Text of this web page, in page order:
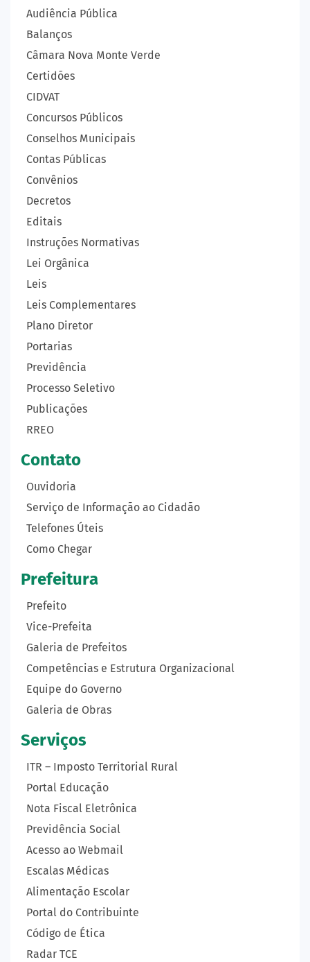
Audiência Pública
Balanços
Câmara Nova Monte Verde
Certidões
CIDVAT
Concursos Públicos
Conselhos Municipais
Contas Públicas
Convênios
Decretos
Editais
Instruções Normativas
Lei Orgânica
Leis
Leis Complementares
Plano Diretor
Portarias
Previdência
Processo Seletivo
Publicações
RREO
Contato
Ouvidoria
Serviço de Informação ao Cidadão
Telefones Úteis
Como Chegar
Prefeitura
Prefeito
Vice-Prefeita
Galeria de Prefeitos
Competências e Estrutura Organizacional
Equipe do Governo
Galeria de Obras
Serviços
ITR – Imposto Territorial Rural
Portal Educação
Nota Fiscal Eletrônica
Previdência Social
Acesso ao Webmail
Escalas Médicas
Alimentação Escolar
Portal do Contribuinte
Código de Ética
Radar TCE